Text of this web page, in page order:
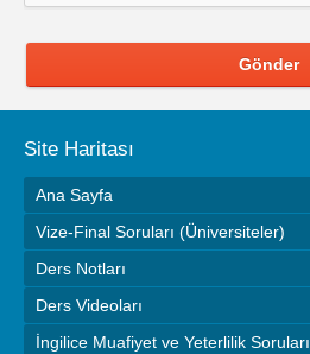
Gönder
Site Haritası
Ana Sayfa
Vize-Final Soruları (Üniversiteler)
Ders Notları
Ders Videoları
İngilice Muafiyet ve Yeterlilik Soruları